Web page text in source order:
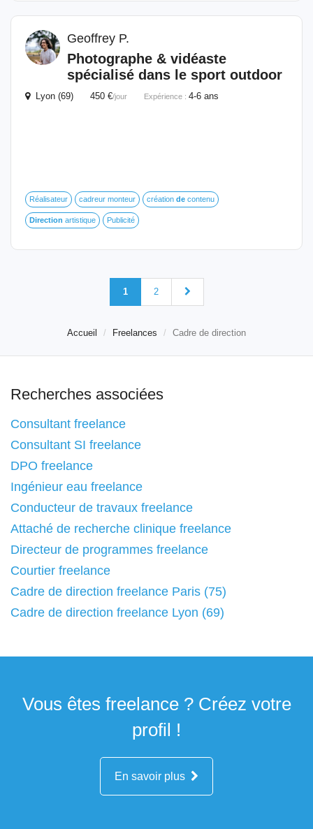
Geoffrey P.
Photographe & vidéaste
spécialisé dans le sport outdoor
Lyon (69) 450 €/jour Expérience : 4-6 ans
Réalisateur cadreur monteur création de contenu
Direction artistique Publicité
1 2
Accueil Freelances Cadre de direction
Recherches associées
Consultant freelance
Consultant SI freelance
DPO freelance
Ingénieur eau freelance
Conducteur de travaux freelance
Attaché de recherche clinique freelance
Directeur de programmes freelance
Courtier freelance
Cadre de direction freelance Paris (75)
Cadre de direction freelance Lyon (69)
Vous êtes freelance ? Créez votre
profil !
En savoir plus